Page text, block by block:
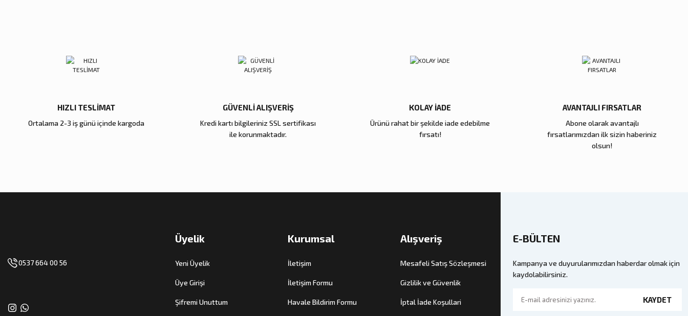
HIZLI TESLİMAT
Ortalama 2-3 iş günü içinde kargoda
GÜVENLİ ALIŞVERİŞ
Kredi kartı bilgileriniz SSL sertifikası
ile korunmaktadır.
KOLAY İADE
Ürünü rahat bir şekilde iade edebilme
fırsatı!
AVANTAJLI FIRSATLAR
Abone olarak avantajlı
fırsatlarımızdan ilk sizin haberiniz
olsun!
0537 664 00 56
Üyelik
Yeni Üyelik
Üye Girişi
Şifremi Unuttum
Kurumsal
İletişim
İletişim Formu
Havale Bildirim Formu
Alışveriş
Mesafeli Satış Sözleşmesi
Gizlilik ve Güvenlik
İptal İade Koşullari
E-BÜLTEN
Kampanya ve duyurularımızdan haberdar olmak için
kaydolabilirsiniz.
KAYDET